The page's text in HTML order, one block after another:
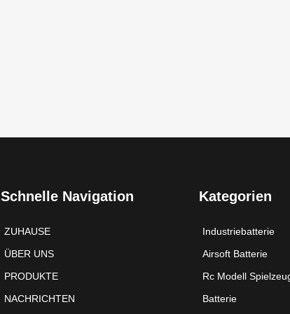
Schnelle Navigation
ZUHAUSE
ÜBER UNS
PRODUKTE
NACHRICHTEN
Kategorien
Industriebatterie
Airsoft Batterie
Rc Modell
Batterie